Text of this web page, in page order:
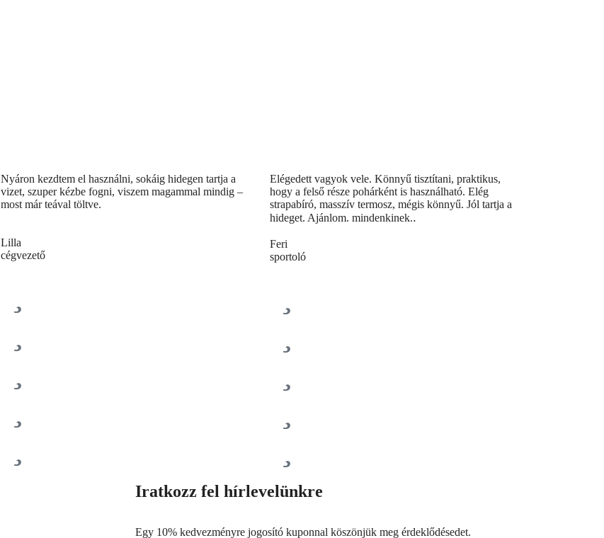
Nyáron kezdtem el használni, sokáig hidegen tartja a
vizet, szuper kézbe fogni, viszem magammal mindig –
most már teával töltve.
Lilla
cégvezető
Elégedett vagyok vele. Könnyű tisztítani, praktikus,
hogy a felső része pohárként is használható. Elég
strapabíró, masszív termosz, mégis könnyű. Jól tartja a
hideget. Ajánlom. mindenkinek..
Feri
sportoló
Iratkozz fel hírlevelünkre
Egy 10% kedvezményre jogosító kuponnal köszönjük meg érdeklődésedet.